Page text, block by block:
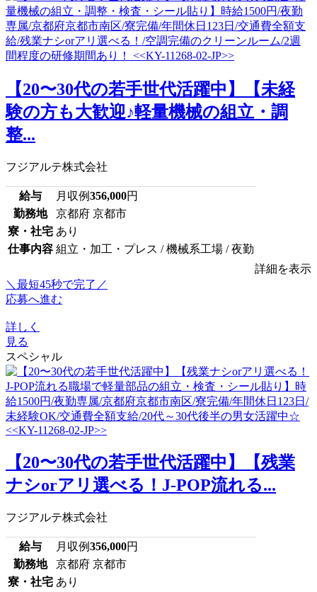
【20〜30代の若手世代活躍中】【未経
験の方も大歓迎♪軽量機械の組立・調
整...
フジアルテ株式会社
給与 月収例356,000円
勤務地
京都府 京都市
寮・社宅 あり
仕事内容 組立・加工・プレス / 機械系工場 / 夜勤
詳細を表示
＼最短45秒で完了／
応募へ進む
詳しく
見る
スペシャル
【20〜30代の若手世代活躍中】【残業
ナシorアリ選べる！J-POP流れる...
フジアルテ株式会社
給与 月収例356,000円
勤務地
京都府 京都市
寮・社宅 あり